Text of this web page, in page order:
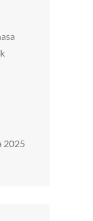
2025